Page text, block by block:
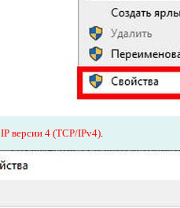
IP версии 4 (TCP/IPv4).